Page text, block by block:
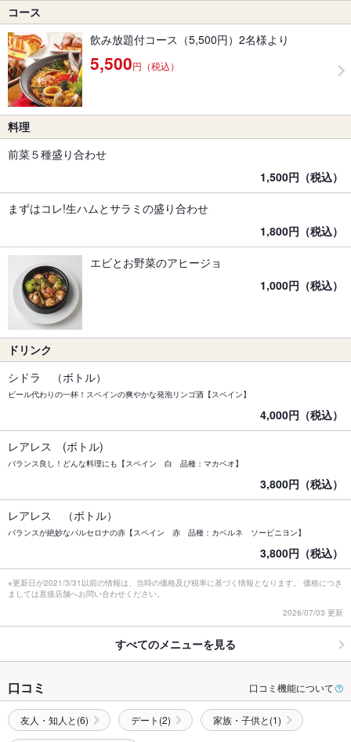
コース
飲み放題付コース（5,500円）2名様より
5,500円（税込）
料理
前菜５種盛り合わせ
1,500円（税込）
まずはコレ!生ハムとサラミの盛り合わせ
1,800円（税込）
エビとお野菜のアヒージョ
1,000円（税込）
ドリンク
シドラ （ボトル）
ビール代わりの一杯！スペインの爽やかな発泡リンゴ酒【スペイン】
4,000円（税込）
レアレス (ボトル)
バランス良し！どんな料理にも【スペイン 白 品種：マカベオ】
3,800円（税込）
レアレス （ボトル）
バランスが絶妙なバルセロナの赤【スペイン 赤 品種：カベルネ ソービニヨン】
3,800円（税込）
※更新日が2021/3/31以前の情報は、当時の価格及び税率に基づく情報となります。 価格につき
ましては直接店舗へお問い合わせください。
2026/07/03 更新
すべてのメニューを見る
口コミ 口コミ機能について
友人・知人と(6) デート(2) 家族・子供と(1)